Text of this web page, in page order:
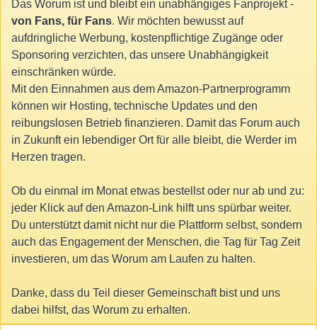
Das Worum ist und bleibt ein unabhängiges Fanprojekt -
von Fans, für Fans. Wir möchten bewusst auf
aufdringliche Werbung, kostenpflichtige Zugänge oder
Sponsoring verzichten, das unsere Unabhängigkeit
einschränken würde.
Mit den Einnahmen aus dem Amazon-Partnerprogramm
können wir Hosting, technische Updates und den
reibungslosen Betrieb finanzieren. Damit das Forum auch
in Zukunft ein lebendiger Ort für alle bleibt, die Werder im
Herzen tragen.
Ob du einmal im Monat etwas bestellst oder nur ab und zu:
jeder Klick auf den Amazon-Link hilft uns spürbar weiter.
Du unterstützt damit nicht nur die Plattform selbst, sondern
auch das Engagement der Menschen, die Tag für Tag Zeit
investieren, um das Worum am Laufen zu halten.
Danke, dass du Teil dieser Gemeinschaft bist und uns
dabei hilfst, das Worum zu erhalten.